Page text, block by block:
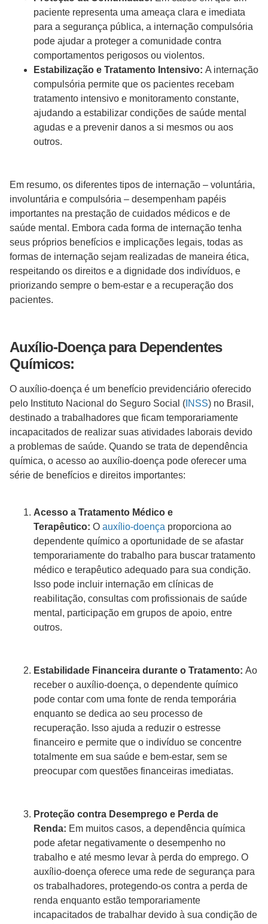
paciente representa uma ameaça clara e imediata
para a segurança pública, a internação compulsória
pode ajudar a proteger a comunidade contra
comportamentos perigosos ou violentos.
Estabilização e Tratamento Intensivo: A internação
compulsória permite que os pacientes recebam
tratamento intensivo e monitoramento constante,
ajudando a estabilizar condições de saúde mental
agudas e a prevenir danos a si mesmos ou aos
outros.
Em resumo, os diferentes tipos de internação – voluntária,
involuntária e compulsória – desempenham papéis
importantes na prestação de cuidados médicos e de
saúde mental. Embora cada forma de internação tenha
seus próprios benefícios e implicações legais, todas as
formas de internação sejam realizadas de maneira ética,
respeitando os direitos e a dignidade dos indivíduos, e
priorizando sempre o bem-estar e a recuperação dos
pacientes.
Auxílio-Doença para Dependentes
Químicos:
O auxílio-doença é um benefício previdenciário oferecido
pelo Instituto Nacional do Seguro Social ( INSS) no Brasil,
destinado a trabalhadores que ficam temporariamente
incapacitados de realizar suas atividades laborais devido
a problemas de saúde. Quando se trata de dependência
química, o acesso ao auxílio-doença pode oferecer uma
série de benefícios e direitos importantes:
Acesso a Tratamento Médico e
Terapêutico: O auxílio-doença proporciona ao
dependente químico a oportunidade de se afastar
temporariamente do trabalho para buscar tratamento
médico e terapêutico adequado para sua condição.
Isso pode incluir internação em clínicas de
reabilitação, consultas com profissionais de saúde
mental, participação em grupos de apoio, entre
outros.
Estabilidade Financeira durante o Tratamento: Ao
receber o auxílio-doença, o dependente químico
pode contar com uma fonte de renda temporária
enquanto se dedica ao seu processo de
recuperação. Isso ajuda a reduzir o estresse
financeiro e permite que o indivíduo se concentre
totalmente em sua saúde e bem-estar, sem se
preocupar com questões financeiras imediatas.
Proteção contra Desemprego e Perda de
Renda: Em muitos casos, a dependência química
pode afetar negativamente o desempenho no
trabalho e até mesmo levar à perda do emprego. O
auxílio-doença oferece uma rede de segurança para
os trabalhadores, protegendo-os contra a perda de
renda enquanto estão temporariamente
incapacitados de trabalhar devido à sua condição de